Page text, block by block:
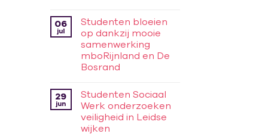
06
jul
Studenten bloeien
op dankzij mooie
samenwerking
mboRijnland en De
Bosrand
29
jun
Studenten Sociaal
Werk onderzoeken
veiligheid in Leidse
wijken